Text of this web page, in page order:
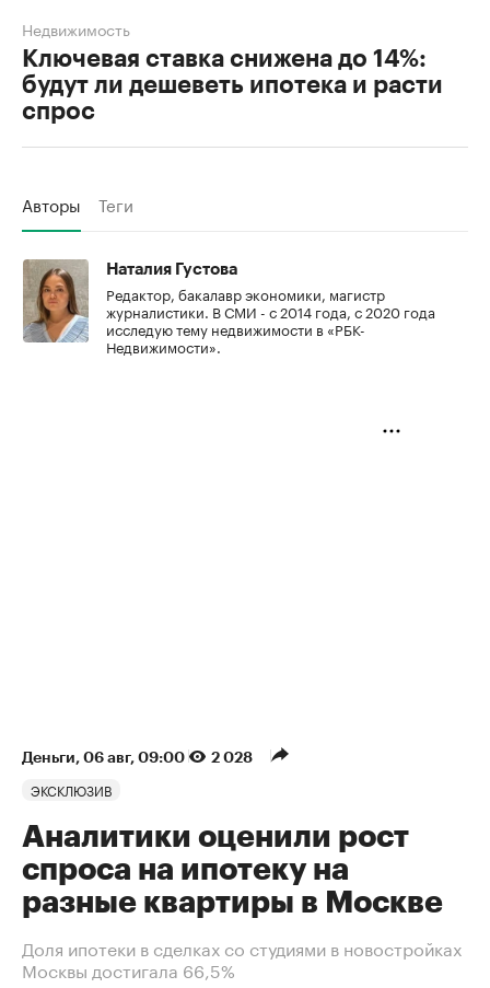
Ключевая ставка снижена до 14%:
будут ли дешеветь ипотека и расти
спрос
Недвижимость
Авторы Теги
Наталия Густова
Редактор, бакалавр экономики, магистр
журналистики. В СМИ - с 2014 года, с 2020 года
исследую тему недвижимости в «РБК-
Недвижимости».
Деньги⁠, 06 авг, 09:00 2 028
ЭКСКЛЮЗИВ
Аналитики оценили рост
спроса на ипотеку на
разные квартиры в Москве
Доля ипотеки в сделках со студиями в новостройках
Москвы достигала 66,5%